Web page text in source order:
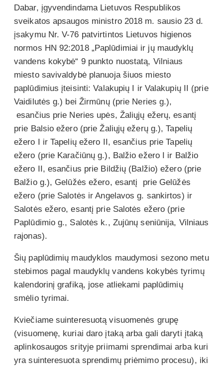
Dabar, įgyvendindama Lietuvos Respublikos
sveikatos apsaugos ministro 2018 m. sausio 23 d.
įsakymu Nr. V-76 patvirtintos Lietuvos higienos
normos HN 92:2018 „Paplūdimiai ir jų maudyklų
vandens kokybė“ 9 punkto nuostatą, Vilniaus
miesto savivaldybė planuoja šiuos miesto
paplūdimius įteisinti: Valakupių I ir Valakupių II (prie
Vaidilutės g.) bei Žirmūnų (prie Neries g.),
esančius prie Neries upės, Žaliųjų ežerų, esantį
prie Balsio ežero (prie Žaliųjų ežerų g.), Tapelių
ežero I ir Tapelių ežero II, esančius prie Tapelių
ežero (prie Karačiūnų g.), Balžio ežero I ir Balžio
ežero II, esančius prie Bildžių (Balžio) ežero (prie
Balžio g.), Gelūžės ežero, esantį prie Gelūžės
ežero (prie Salotės ir Angelavos g. sankirtos) ir
Salotės ežero, esantį prie Salotės ežero (prie
Paplūdimio g., Salotės k., Zujūnų seniūnija, Vilniaus
rajonas).
Šių paplūdimių maudyklos maudymosi sezono metu
stebimos pagal maudyklų vandens kokybės tyrimų
kalendorinį grafiką, jose atliekami paplūdimių
smėlio tyrimai.
Kviečiame suinteresuotą visuomenės grupę
(visuomenę, kuriai daro įtaką arba gali daryti įtaką
aplinkosaugos srityje priimami sprendimai arba kuri
yra suinteresuota sprendimų priėmimo procesu), iki